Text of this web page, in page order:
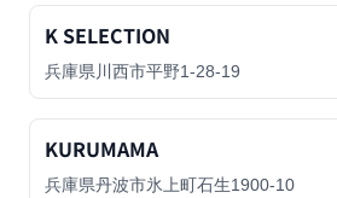
K SELECTION
兵庫県川西市平野1-28-19
KURUMAMA
兵庫県丹波市氷上町石生1900-10